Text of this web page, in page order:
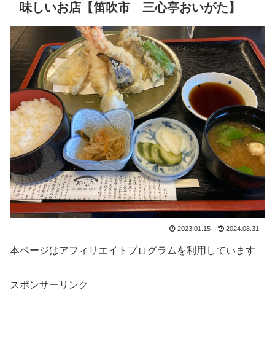
味しいお店【笛吹市 三心亭おいがた】
2023.01.15 2024.08.31
本ページはアフィリエイトプログラムを利用しています
スポンサーリンク